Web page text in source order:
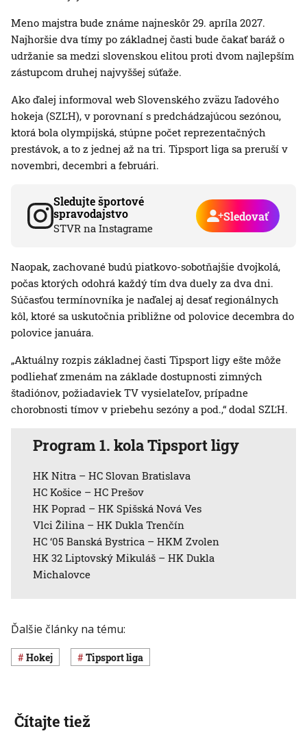
Meno majstra bude známe najneskôr 29. apríla 2027.
Najhoršie dva tímy po základnej časti bude čakať baráž o
udržanie sa medzi slovenskou elitou proti dvom najlepším
zástupcom druhej najvyššej súťaže.
Ako ďalej informoval web Slovenského zväzu ľadového
hokeja (SZĽH), v porovnaní s predchádzajúcou sezónou,
ktorá bola olympijská, stúpne počet reprezentačných
prestávok, a to z jednej až na tri. Tipsport liga sa preruší v
novembri, decembri a februári.
Sledujte športové
spravodajstvo
STVR na Instagrame
Sledovať
Naopak, zachované budú piatkovo-sobotňajšie dvojkolá,
počas ktorých odohrá každý tím dva duely za dva dni.
Súčasťou termínovníka je naďalej aj desať regionálnych
kôl, ktoré sa uskutočnia približne od polovice decembra do
polovice januára.
„Aktuálny rozpis základnej časti Tipsport ligy ešte môže
podliehať zmenám na základe dostupnosti zimných
štadiónov, požiadaviek TV vysielateľov, prípadne
chorobnosti tímov v priebehu sezóny a pod.,“ dodal SZĽH.
Program 1. kola Tipsport ligy
HK Nitra – HC Slovan Bratislava
HC Košice – HC Prešov
HK Poprad – HK Spišská Nová Ves
Vlci Žilina – HK Dukla Trenčín
HC ‘05 Banská Bystrica – HKM Zvolen
HK 32 Liptovský Mikuláš – HK Dukla
Michalovce
Ďalšie články na tému:
Hokej Tipsport liga
Čítajte tiež